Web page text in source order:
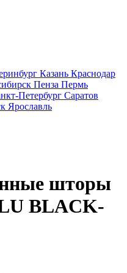
Казань Краснодар
Пенза Пермь
Петербург Саратов
Ярославль
шторы
BLACK-